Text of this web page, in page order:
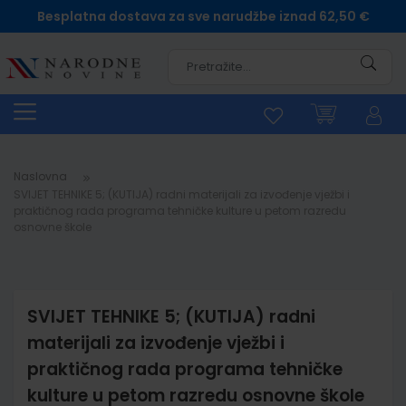
Besplatna dostava za sve narudžbe iznad 62,50 €
Naslovna
SVIJET TEHNIKE 5; (KUTIJA) radni
materijali za izvođenje vježbi i
praktičnog rada programa tehničke
kulture u petom razredu osnovne škole